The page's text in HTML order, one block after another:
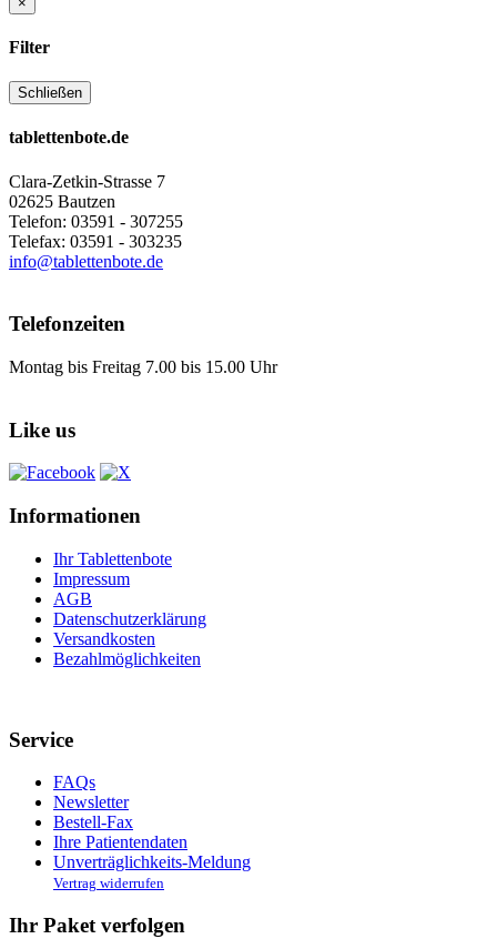
Filter
Schließen
tablettenbote.de
Clara-Zetkin-Strasse 7
02625 Bautzen
Telefon: 03591 - 307255
Telefax: 03591 - 303235
info@tablettenbote.de
Telefonzeiten
Montag bis Freitag 7.00 bis 15.00 Uhr
Like us
Informationen
Ihr Tablettenbote
Impressum
AGB
Datenschutzerklärung
Versandkosten
Bezahlmöglichkeiten
Service
FAQs
Newsletter
Bestell-Fax
Ihre Patientendaten
Unverträglichkeits-Meldung
Vertrag widerrufen
Ihr Paket verfolgen